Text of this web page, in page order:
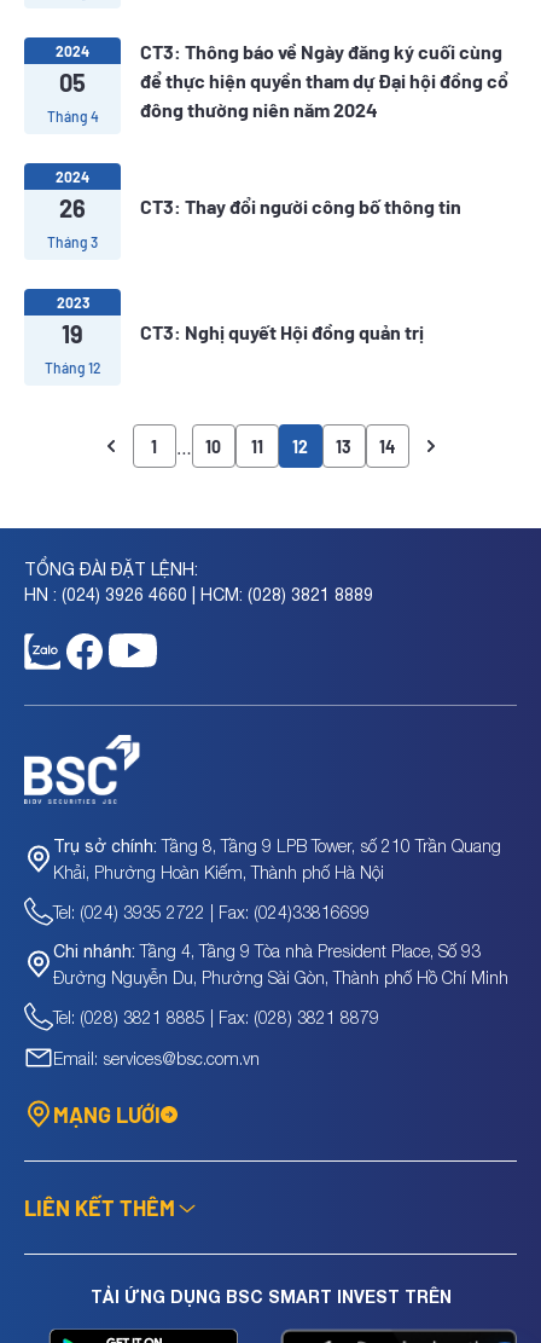
2024
05
Tháng 4
CT3: Thông báo về Ngày đăng ký cuối cùng
để thực hiện quyền tham dự Đại hội đồng cổ
đông thường niên năm 2024
2024
26
Tháng 3
CT3: Thay đổi người công bố thông tin
2023
19
Tháng 12
CT3: Nghị quyết Hội đồng quản trị
1 10 11 12 13 14
TỔNG ĐÀI ĐẶT LỆNH:
HN : (024) 3926 4660 | HCM: (028) 3821 8889
Trụ sở chính: Tầng 8, Tầng 9 LPB Tower, số 210 Trần Quang
Khải, Phường Hoàn Kiếm, Thành phố Hà Nội
Tel: (024) 3935 2722 | Fax: (024)33816699
Chi nhánh: Tầng 4, Tầng 9 Tòa nhà President Place, Số 93
Đường Nguyễn Du, Phường Sài Gòn, Thành phố Hồ Chí Minh
Tel: (028) 3821 8885 | Fax: (028) 3821 8879
Email: services@bsc.com.vn
MẠNG LƯỚI
LIÊN KẾT THÊM
TẢI ỨNG DỤNG BSC SMART INVEST TRÊN